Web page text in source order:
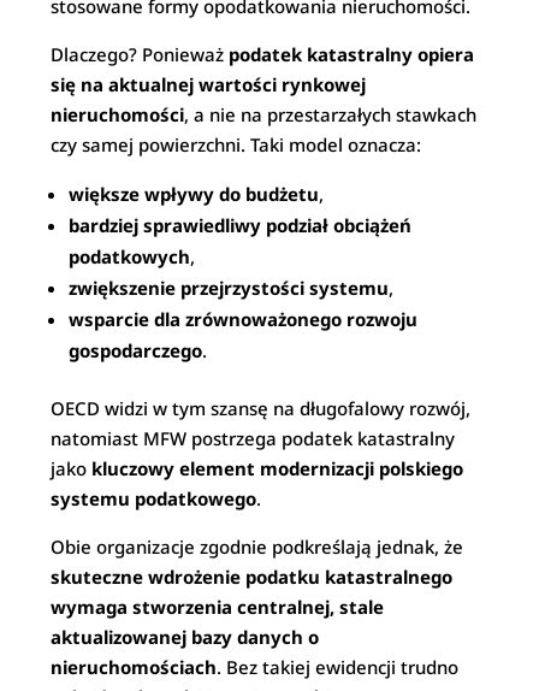
stosowane formy opodatkowania nieruchomości.
Dlaczego? Ponieważ podatek katastralny opiera
się na aktualnej wartości rynkowej
nieruchomości, a nie na przestarzałych stawkach
czy samej powierzchni. Taki model oznacza:
większe wpływy do budżetu,
bardziej sprawiedliwy podział obciążeń
podatkowych,
zwiększenie przejrzystości systemu,
wsparcie dla zrównoważonego rozwoju
gospodarczego.
OECD widzi w tym szansę na długofalowy rozwój,
natomiast MFW postrzega podatek katastralny
jako kluczowy element modernizacji polskiego
systemu podatkowego.
Obie organizacje zgodnie podkreślają jednak, że
skuteczne wdrożenie podatku katastralnego
wymaga stworzenia centralnej, stale
aktualizowanej bazy danych o
nieruchomościach. Bez takiej ewidencji trudno